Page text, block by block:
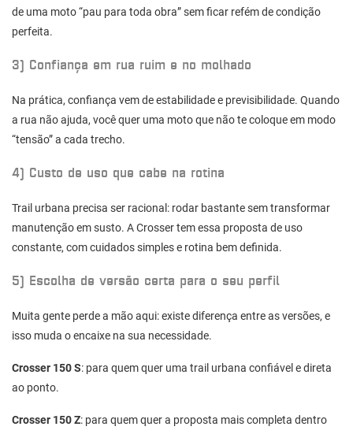
de uma moto “pau para toda obra” sem ficar refém de condição
perfeita.
3) Confiança em rua ruim e no molhado
Na prática, confiança vem de estabilidade e previsibilidade. Quando
a rua não ajuda, você quer uma moto que não te coloque em modo
“tensão” a cada trecho.
4) Custo de uso que cabe na rotina
Trail urbana precisa ser racional: rodar bastante sem transformar
manutenção em susto. A Crosser tem essa proposta de uso
constante, com cuidados simples e rotina bem definida.
5) Escolha de versão certa para o seu perfil
Muita gente perde a mão aqui: existe diferença entre as versões, e
isso muda o encaixe na sua necessidade.
Crosser 150 S: para quem quer uma trail urbana confiável e direta
ao ponto.
Crosser 150 Z: para quem quer a proposta mais completa dentro